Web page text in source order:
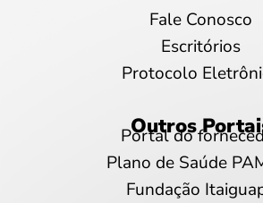
Fale Conosco
Escritórios
Protocolo
Outros
Portal do
Plano de Saúde
Fundação